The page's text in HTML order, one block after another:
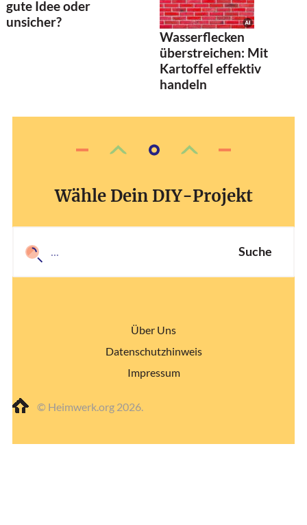
gute Idee oder
unsicher?
Wasserflecken
überstreichen: Mit
Kartoffel effektiv
handeln
Wähle Dein DIY-Projekt
Suche
© Heimwerk.org 2026.
Über Uns
Datenschutzhinweis
Impressum